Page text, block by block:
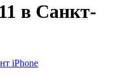
в Санкт-
iPhone